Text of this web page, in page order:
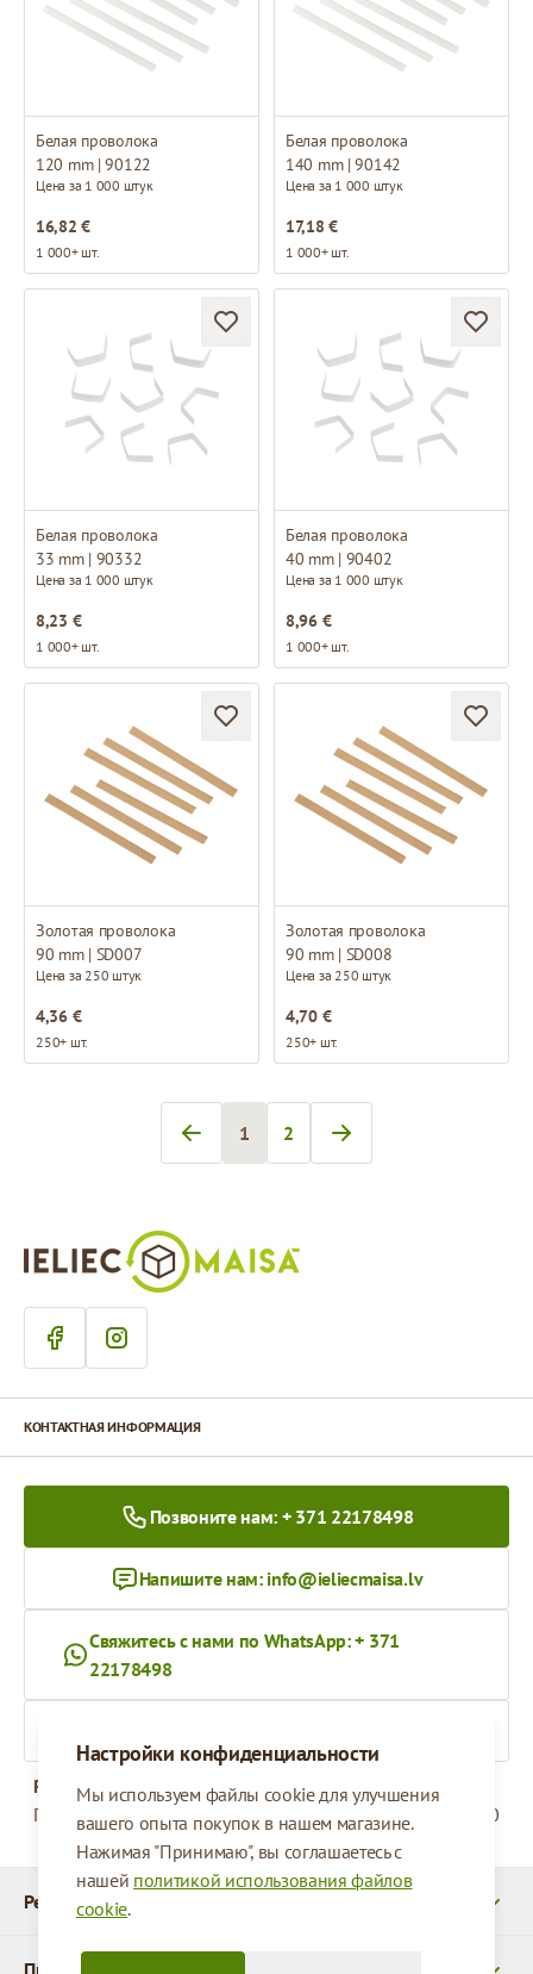
Белая проволока
120 mm | 90122
Цена за 1 000 штук
16,82 €
1 000+ шт.
Белая проволока
140 mm | 90142
Цена за 1 000 штук
17,18 €
1 000+ шт.
Белая проволока
33 mm | 90332
Цена за 1 000 штук
8,23 €
1 000+ шт.
Белая проволока
40 mm | 90402
Цена за 1 000 штук
8,96 €
1 000+ шт.
Золотая проволока
90 mm | SD007
Цена за 250 штук
4,36 €
250+ шт.
Золотая проволока
90 mm | SD008
Цена за 250 штук
4,70 €
250+ шт.
Вы сейчас читаете страницу
1
Страница
2
Настройки конфиденциальности
Мы используем файлы cookie для улучшения
вашего опыта покупок в нашем магазине.
Нажимая "Принимаю", вы соглашаетесь с
нашей политикой использования файлов
cookie.
Реквизиты
КОНТАКТНАЯ ИНФОРМАЦИЯ
Позвоните нам: + 371 22178498
Напишите нам: info@ieliecmaisa.lv
Свяжитесь с нами по WhatsApp: + 371
22178498
Рабочее время
Понедельник - Пятница
09:00 - 17:00